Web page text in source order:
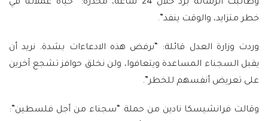
وطالبت الرسالة برد خلال 24 ساعة، محذرة: “حياة عملائنا في
خطر متزايد، والوقت ينفد”.
وردت وزارة العدل قائلة: “نرفض هذه الادعاءات بشدة. نريد أن
يقبل السجناء المساعدة ويتعافوا، ولن نخلق حوافز تشجع آخرين
على تعريض أنفسهم للخطر”.
وقالت فرانشيسكا نادين من حملة “سجناء من أجل فلسطين”: